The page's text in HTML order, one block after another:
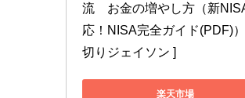
流　お金の増やし方（新
応！NISA完全ガイド(PDF)
切りジェイソン ]
楽天市場